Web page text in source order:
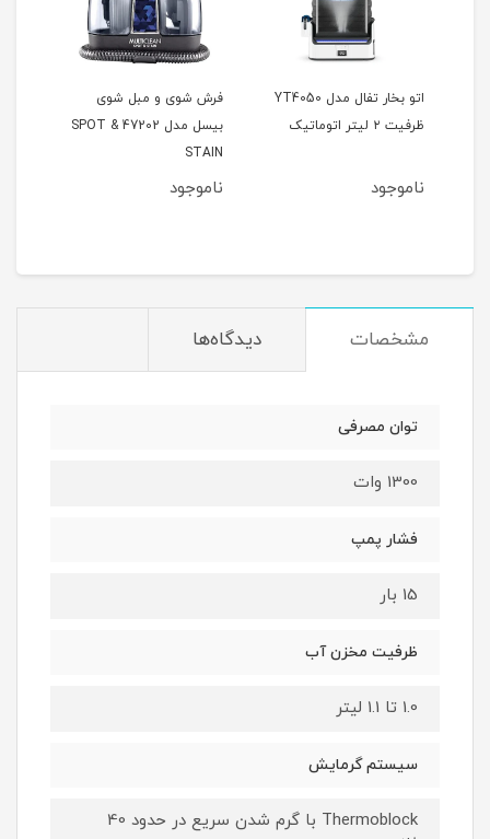
اتو بخار تفال مدل YT4050
ظرفیت ۲ لیتر اتوماتیک
ناموجود
فرش شوی و مبل شوی
بیسل مدل 47202 SPOT &
STAIN
ناموجود
مشخصات دیدگاه‌ها
توان مصرفی
1300 وات
فشار پمپ
15 بار
ظرفیت مخزن آب
1.0 تا 1.1 لیتر
سیستم گرمایش
Thermoblock با گرم شدن سریع در حدود 40